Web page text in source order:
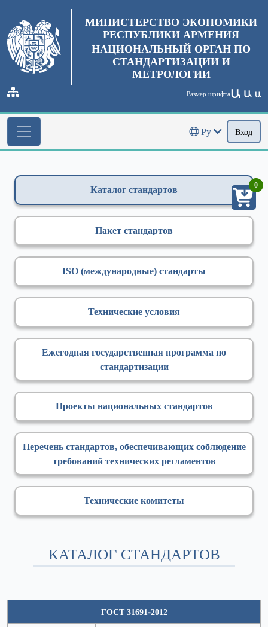
МИНИСТЕРСТВО ЭКОНОМИКИ
РЕСПУБЛИКИ АРМЕНИЯ
НАЦИОНАЛЬНЫЙ ОРГАН ПО
СТАНДАРТИЗАЦИИ И
МЕТРОЛОГИИ
Размер шрифтаԱ Ա Ա
Ру Вход
Каталог стандартов
Пакет стандартов
ISO (международные) стандарты
Технические условия
Ежегодная государственная программа по
стандартизации
Проекты национальных стандартов
Перечень стандартов, обеспечивающих соблюдение
требований технических регламентов
Технические комитеты
КАТАЛОГ СТАНДАРТОВ
ГОСТ 31691-2012
0